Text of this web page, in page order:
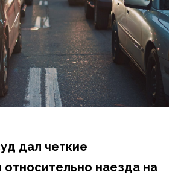
дал четкие
относительно наезда на